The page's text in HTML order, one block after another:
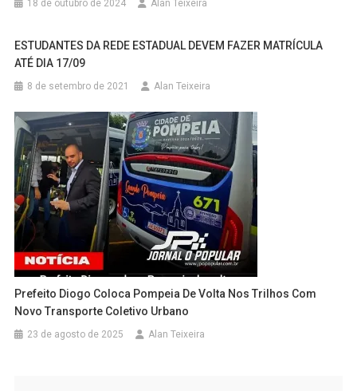
18 de outubro de 2024 Alan Teixeira
ESTUDANTES DA REDE ESTADUAL DEVEM FAZER MATRÍCULA
ATÉ DIA 17/09
8 de setembro de 2021 Alan Teixeira
Prefeito Diogo Coloca Pompeia De Volta Nos Trilhos Com
Novo Transporte Coletivo Urbano
23 de agosto de 2025 Alan Teixeira